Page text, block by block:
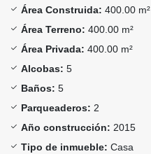
Área Construida: 400.00 m²
Área Terreno: 400.00 m²
Área Privada: 400.00 m²
Alcobas: 5
Baños: 5
Parqueaderos: 2
Año construcción: 2015
Tipo de inmueble: Casa